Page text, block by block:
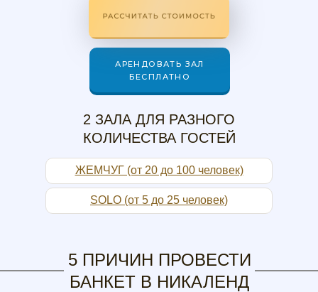
2 ЗАЛА ДЛЯ РАЗНОГО
КОЛИЧЕСТВА ГОСТЕЙ
ЖЕМЧУГ (от 20 до 100 человек)
АРЕНДОВАТЬ ЗАЛ
БЕСПЛАТНО
SOLO (от 5 до 25 человек)
РАССЧИТАТЬ СТОИМОСТЬ
5 ПРИЧИН ПРОВЕСТИ
БАНКЕТ В НИКАЛЕНД